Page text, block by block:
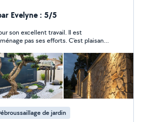
en valeur de vos espaces
jardin Pose de gazon
Chaque projet est réalisé
créer un extérieur propre,
rapide
pour échanger sur votre
adapté à vos besoins.
Evelyne : 5/5
son excellent travail. Il est
pas ses efforts. C'est plaisant
pouvez lui confier votre pelouse les
de jardin